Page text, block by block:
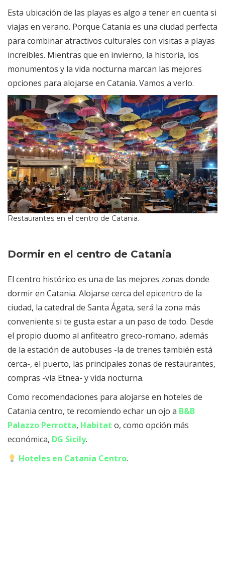
Esta ubicación de las playas es algo a tener en cuenta si
viajas en verano. Porque Catania es una ciudad perfecta
para combinar atractivos culturales con visitas a playas
increíbles. Mientras que en invierno, la historia, los
monumentos y la vida nocturna marcan las mejores
opciones para alojarse en Catania. Vamos a verlo.
Restaurantes en el centro de Catania.
Dormir en el centro de Catania
El centro histórico es una de las mejores zonas donde
dormir en Catania. Alojarse cerca del epicentro de la
ciudad, la catedral de Santa Ágata, será la zona más
conveniente si te gusta estar a un paso de todo. Desde
el propio duomo al anfiteatro greco-romano, además
de la estación de autobuses -la de trenes también está
cerca-, el puerto, las principales zonas de restaurantes,
compras -vía Etnea- y vida nocturna.
Como recomendaciones para alojarse en hoteles de
Catania centro, te recomiendo echar un ojo a B&B
Palazzo Perrotta, Habitat o, como opción más
económica, DG Sicily.
Hoteles en Catania Centro.